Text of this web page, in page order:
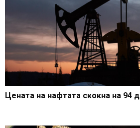
Цената на нафтата скокна на 94